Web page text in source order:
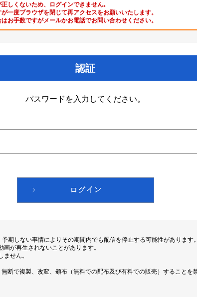
しくないため、ログインできません｡
一度ブラウザを閉じて再アクセスをお願いいたします。
お手数ですがメールかお電話でお問い合わせください。
認証
パスワードを入力してください。
期しない事情によりその期間内でも配信を停止する可能性があります
が再生されないことがあります。
せん。
断で複製、改変、頒布（無料での配布及び有料での販売）することを